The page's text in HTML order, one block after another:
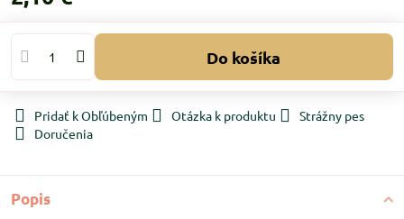
Do košíka
Pridať k Obľúbeným Otázka k produktu
Strážny pes
Doručenia
Popis